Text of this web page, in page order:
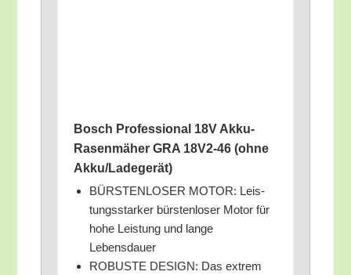
Bosch Pro­fes­sio­nal 18V Akku-
Rasen­mä­her GRA 18V2-46 (ohne
Akku/​Ladegerät)
BÜRSTENLOSER MOTOR: Leis­
tungs­star­ker bürs­ten­lo­ser Motor für
hohe Leis­tung und lan­ge
Lebensdauer
ROBUSTE DESIGN: Das extrem